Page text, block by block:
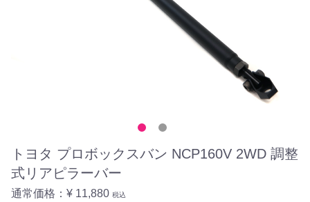
トヨタ プロボックスバン NCP160V 2WD 調整
式リアピラーバー
通常価格： ¥ 11,880 税込